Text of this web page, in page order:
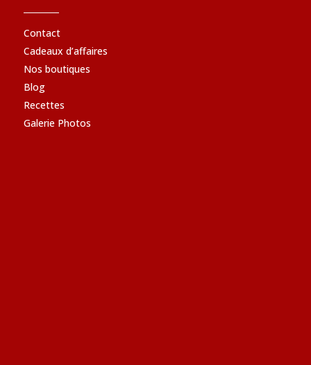
Contact
Cadeaux d’affaires
Nos boutiques
Blog
Recettes
Galerie Photos